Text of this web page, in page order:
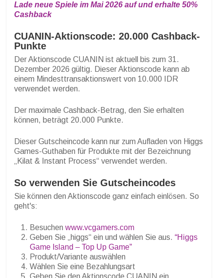
Lade neue Spiele im Mai 2026 auf und erhalte 50%
Cashback
CUANIN-Aktionscode: 20.000 Cashback-
Punkte
Der Aktionscode CUANIN ist aktuell bis zum 31.
Dezember 2026 gültig. Dieser Aktionscode kann ab
einem Mindesttransaktionswert von 10.000 IDR
verwendet werden.
Der maximale Cashback-Betrag, den Sie erhalten
können, beträgt 20.000 Punkte.
Dieser Gutscheincode kann nur zum Aufladen von Higgs
Games-Guthaben für Produkte mit der Bezeichnung
„Kilat & Instant Process“ verwendet werden.
So verwenden Sie Gutscheincodes
Sie können den Aktionscode ganz einfach einlösen. So
geht's:
Besuchen www.vcgamers.com
Geben Sie „higgs“ ein und wählen Sie aus. “Higgs
Game Island – Top Up Game”
Produkt/Variante auswählen
Wählen Sie eine Bezahlungsart